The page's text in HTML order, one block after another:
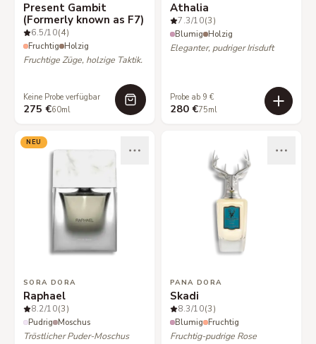
Present Gambit
(Formerly known as F7)
6.5/10(4)
Fruchtig Holzig
Fruchtige Züge, holzige Taktik.
Keine Probe verfügbar
275 €60ml
Athalia
7.3/10(3)
Blumig Holzig
Eleganter, pudriger Irisduft
Probe ab 9 €
280 €75ml
NEU
SORA DORA
Raphael
8.2/10(3)
Pudrig Moschus
Tröstlicher Puder-Moschus
PANA DORA
Skadi
8.3/10(3)
Blumig Fruchtig
Fruchtig-pudrige Rose